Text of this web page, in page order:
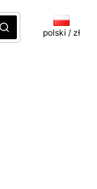
Szukaj polski / zł